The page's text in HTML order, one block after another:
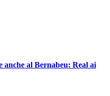
anche al Bernabeu: Real ai